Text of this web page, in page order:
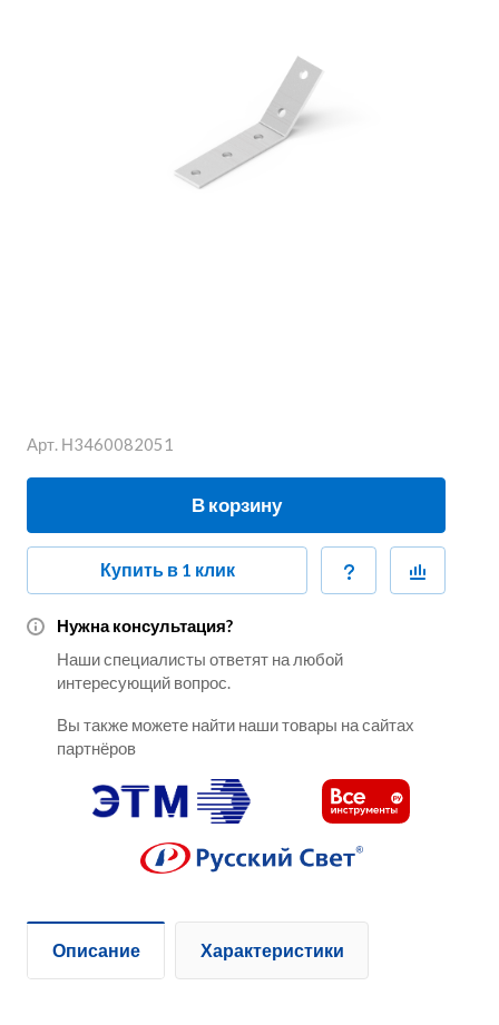
Арт. Н3460082051
В корзину
Купить в 1 клик
Нужна консультация?
Наши специалисты ответят на любой
интересующий вопрос.
Вы также можете найти наши товары на сайтах
партнёров
Описание Характеристики